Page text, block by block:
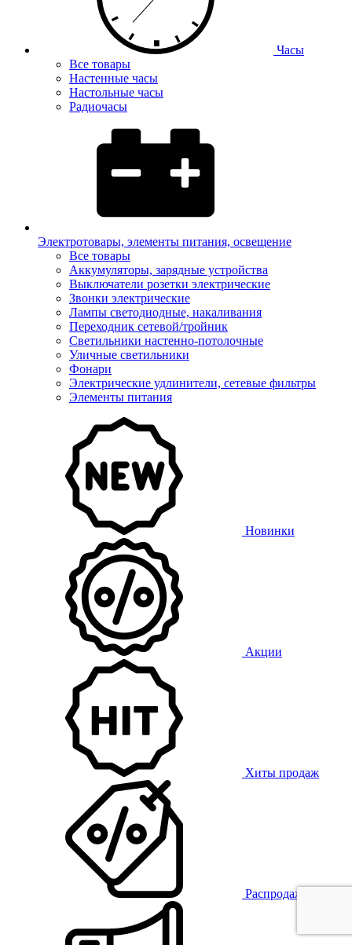
Часы
Все товары
Настенные часы
Настольные часы
Радиочасы
Электротовары, элементы питания, освещение
Все товары
Аккумуляторы, зарядные устройства
Выключатели розетки электрические
Звонки электрические
Лампы светодиодные, накаливания
Переходник сетевой/тройник
Светильники настенно-потолочные
Уличные светильники
Фонари
Электрические удлинители, сетевые фильтры
Элементы питания
Новинки
Акции
Хиты продаж
Распродажа